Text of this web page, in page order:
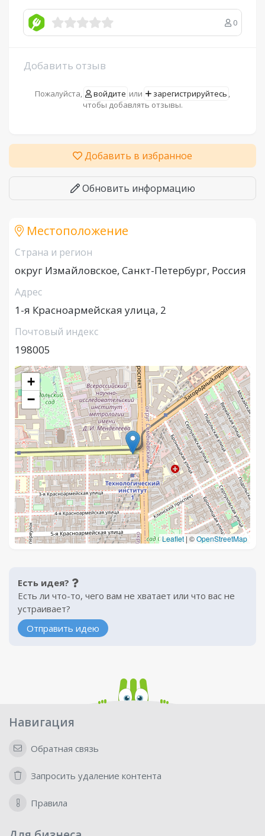
0
Добавить отзыв
Пожалуйста, войдите или зарегистрируйтесь ,
чтобы добавлять отзывы.
Добавить в избранное
Обновить информацию
Местоположение
Страна и регион
округ Измайловское, Санкт-Петербург, Россия
Адрес
1-я Красноармейская улица, 2
Почтовый индекс
198005
+
−
Leaflet | ©OpenStreetMap
Есть идея?
Есть ли что-то, чего вам не хватает или что вас не
устраивает?
Отправить идею
Навигация
Обратная связь
Запросить удаление контента
Правила